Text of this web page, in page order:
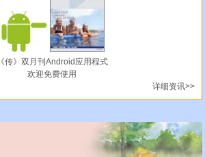
《传》双月刊Android应用程式
欢迎免费使用
详细资讯>>